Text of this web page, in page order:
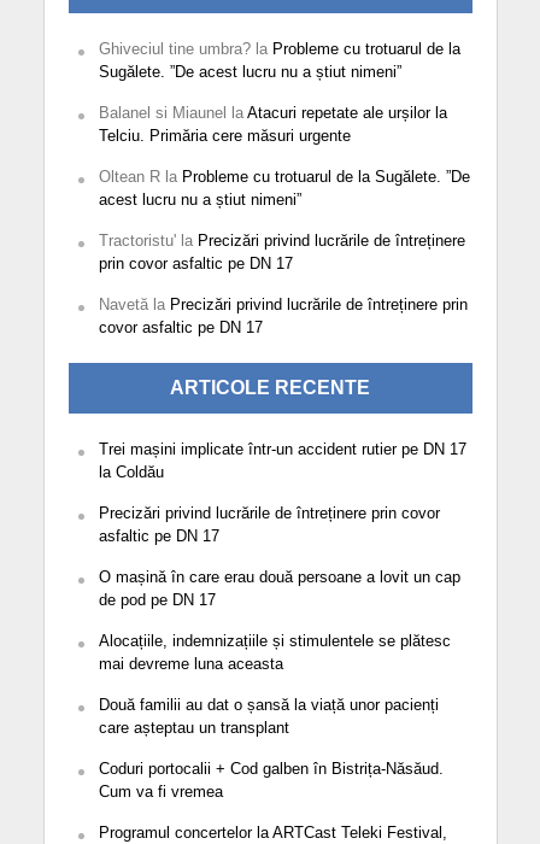
Ghiveciul tine umbra?la Probleme cu trotuarul de la
Sugălete. ”De acest lucru nu a știut nimeni”
Balanel si Miaunel la Atacuri repetate ale urșilor la
Telciu. Primăria cere măsuri urgente
Oltean Rla Probleme cu trotuarul de la Sugălete. ”De
acest lucru nu a știut nimeni”
Tractoristu'la Precizări privind lucrările de întreținere
prin covor asfaltic pe DN 17
Navetăla Precizări privind lucrările de întreținere prin
covor asfaltic pe DN 17
ARTICOLE RECENTE
Trei mașini implicate într-un accident rutier pe DN 17
la Coldău
Precizări privind lucrările de întreținere prin covor
asfaltic pe DN 17
O mașină în care erau două persoane a lovit un cap
de pod pe DN 17
Alocațiile, indemnizațiile și stimulentele se plătesc
mai devreme luna aceasta
Două familii au dat o șansă la viață unor pacienți
care așteptau un transplant
Coduri portocalii + Cod galben în Bistrița-Năsăud.
Cum va fi vremea
Programul concertelor la ARTCast Teleki Festival,